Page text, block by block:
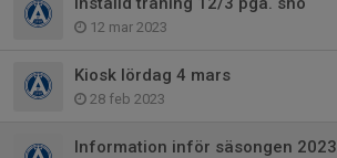
12 mar 2023
Kiosk lördag 4 mars
28 feb 2023
Information inför säsongen 2023